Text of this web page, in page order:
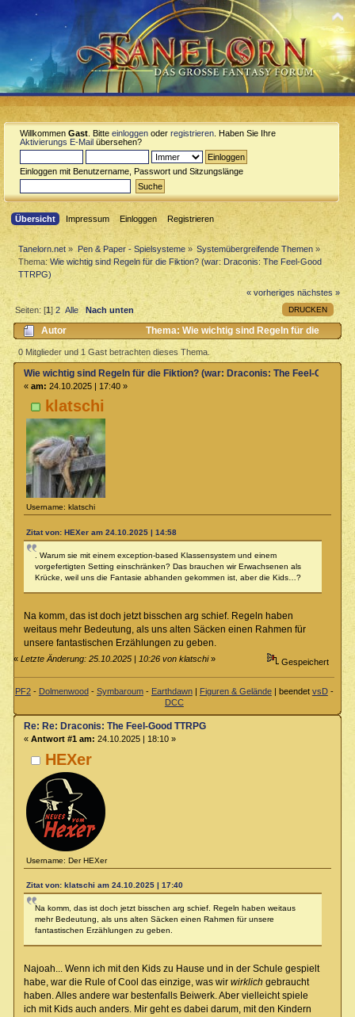
Willkommen Gast . Bitte einloggen oder registrieren . Haben Sie Ihre
Aktivierungs E-Mail übersehen?
Einloggen mit Benutzername, Passwort und Sitzungslänge
Übersicht Impressum Einloggen Registrieren
Tanelorn.net » Pen & Paper - Spielsysteme» Systemübergreifende Themen »
Thema:Wie wichtig sind Regeln für die Fiktion? (war: Draconis: The Feel-Good
TTRPG)
« vorheriges nächstes »
DRUCKEN
Seiten: [1]2 Alle Nach unten
Autor
Thema: Wie wichtig sind Regeln für die
Fiktion? (war: Draconis: The Feel-Good TTRPG) (Gelesen 2862 mal)
0 Mitglieder und 1 Gast betrachten dieses Thema.
klatschi
Username: klatschi
Wie wichtig sind Regeln für die Fiktion? (war: Draconis: The Feel-Good
« am: 24.10.2025 | 17:40 »
Zitat von: HEXer am 24.10.2025 | 14:58
. Warum sie mit einem exception-based Klassensystem und einem
vorgefertigten Setting einschränken? Das brauchen wir Erwachsenen als
Krücke, weil uns die Fantasie abhanden gekommen ist, aber die Kids…?
Na komm, das ist doch jetzt bisschen arg schief. Regeln haben
weitaus mehr Bedeutung, als uns alten Säcken einen Rahmen für
unsere fantastischen Erzählungen zu geben.
«Letzte Änderung: 25.10.2025 | 10:26 von klatschi» Gespeichert
PF2- Dolmenwood - Symbaroum- Earthdawn| Figuren & Gelände| beendet vsD-
DCC
HEXer
Username: Der HEXer
Re: Re: Draconis: The Feel-Good TTRPG
« Antwort #1 am: 24.10.2025 | 18:10 »
Zitat von: klatschi am 24.10.2025 | 17:40
Na komm, das ist doch jetzt bisschen arg schief. Regeln haben weitaus
mehr Bedeutung, als uns alten Säcken einen Rahmen für unsere
fantastischen Erzählungen zu geben.
Najoah... Wenn ich mit den Kids zu Hause und in der Schule gespielt
habe, war die Rule of Cool das einzige, was wir wirklich gebraucht
haben. Alles andere war bestenfalls Beiwerk. Aber vielleicht spiele
ich mit Kids auch anders. Mir geht es dabei darum, mit den Kindern